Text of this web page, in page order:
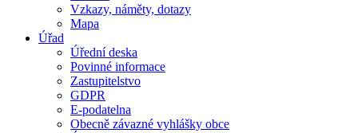
Vzkazy, náměty, dotazy
Mapa
Úřad
Úřední deska
Povinné informace
Zastupitelstvo
GDPR
E-podatelna
Obecně závazné vyhlášky obce